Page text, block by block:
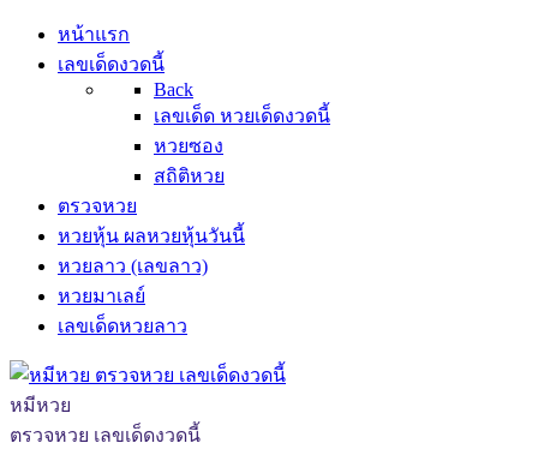
หน้าแรก
เลขเด็ดงวดนี้
Back
เลขเด็ด หวยเด็ดงวดนี้
หวยซอง
สถิติหวย
ตรวจหวย
หวยหุ้น ผลหวยหุ้นวันนี้
หวยลาว (เลขลาว)
หวยมาเลย์
เลขเด็ดหวยลาว
หมีหวย
ตรวจหวย เลขเด็ดงวดนี้